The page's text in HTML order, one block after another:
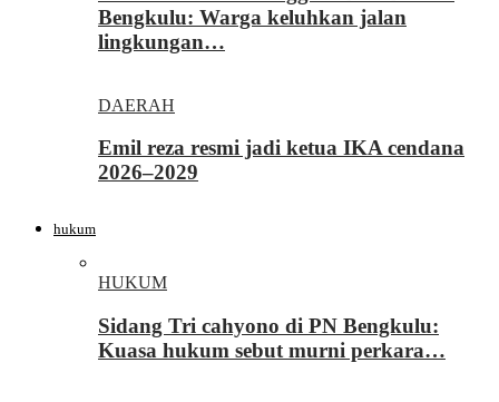
Bengkulu: Warga keluhkan jalan
lingkungan…
DAERAH
Emil reza resmi jadi ketua IKA cendana
2026–2029
hukum
HUKUM
Sidang Tri cahyono di PN Bengkulu:
Kuasa hukum sebut murni perkara…